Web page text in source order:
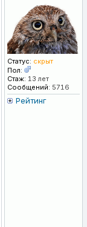
Статус: скрыт
Пол:
Стаж: 13 лет
Сообщений: 5716
Рейтинг